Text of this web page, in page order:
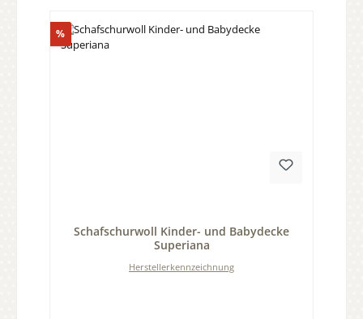
%Rabatt
Schafschurwoll Kinder- und Babydecke
Superiana
Herstellerkennzeichnung